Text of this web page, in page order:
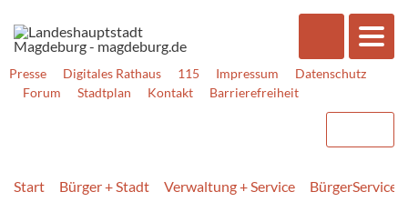
Presse Digitales Rathaus 115 Impressum
Datenschutz
Forum
Stadtplan Kontakt Barrierefreiheit
Start Bürger + Stadt Verwaltung + Service BürgerService